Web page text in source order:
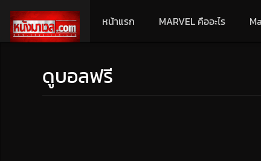
หน้าแรก MARVEL คืออะไร
ดูบอลฟรี